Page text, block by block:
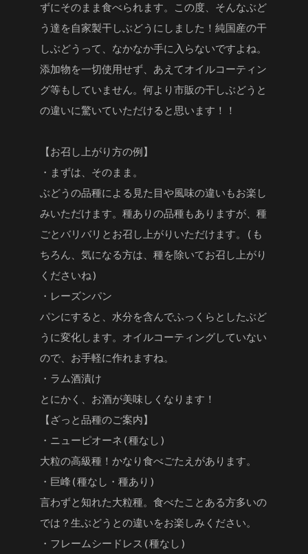
ずにそのまま食べられます。この度、そんなぶど
う達を自家製干しぶどうにしました！純国産の干
しぶどうって、なかなか手に入らないですよね。
添加物を一切使用せず、あえてオイルコーティン
グ等もしていません。何より市販の干しぶどうと
の違いに驚いていただけると思います！！
【お召し上がり方の例】
・まずは、そのまま。
ぶどうの品種による見た目や風味の違いもお楽し
みいただけます。種ありの品種もありますが、種
ごとバリバリとお召し上がりいただけます。(も
ちろん、気になる方は、種を除いてお召し上がり
くださいね)
・レーズンパン
パンにすると、水分を含んでふっくらとしたぶど
うに変化します。オイルコーティングしていない
ので、お手軽に作れますね。
・ラム酒漬け
とにかく、お酒が美味しくなります！
【ざっと品種のご案内】
・ニューピオーネ(種なし)
大粒の高級種！かなり食べごたえがあります。
・巨峰(種なし・種あり)
言わずと知れた大粒種。食べたことある方多いの
では？生ぶどうとの違いをお楽しみください。
・フレームシードレス(種なし)